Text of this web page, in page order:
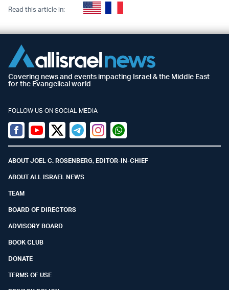
Read this article in:
Covering news and events impacting Israel & the Middle East
for the Evangelical world
FOLLOW US ON SOCIAL MEDIA
Facebook
YoutubeTwitter (X)
TelegramInstagramWhatsapp
ABOUT JOEL C. ROSENBERG, EDITOR-IN-CHIEF
ABOUT ALL ISRAEL NEWS
TEAM
BOARD OF DIRECTORS
ADVISORY BOARD
BOOK CLUB
DONATE
TERMS OF USE